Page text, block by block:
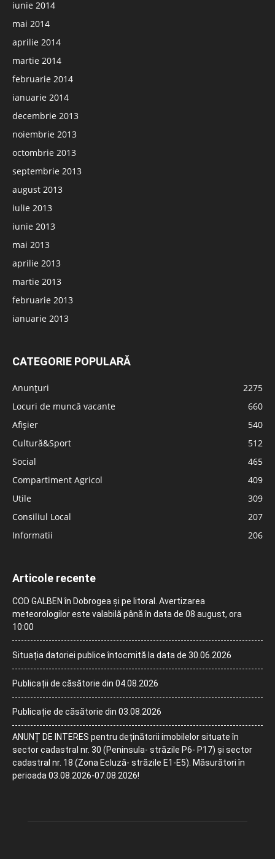
iunie 2014
mai 2014
aprilie 2014
martie 2014
februarie 2014
ianuarie 2014
decembrie 2013
noiembrie 2013
octombrie 2013
septembrie 2013
august 2013
iulie 2013
iunie 2013
mai 2013
aprilie 2013
martie 2013
februarie 2013
ianuarie 2013
CATEGORIE POPULARĂ
Anunțuri
2275
Locuri de muncă vacante
660
Afișier
540
Cultură&Sport
512
Social
465
Compartiment Agricol
409
Utile
309
Consiliul Local
207
Informatii
206
Articole recente
COD GALBEN în Dobrogea și pe litoral. Avertizarea
meteorologilor este valabilă până în data de 08 august, ora
10:00
Situația datoriei publice întocmită la data de 30.06.2026
Publicații de căsătorie din 04.08.2026
Publicație de căsătorie din 03.08.2026
ANUNȚ DE INTERES pentru deținătorii imobilelor situate în
sector cadastral nr. 30 (Peninsula- străzile P6- P17) și sector
cadastral nr. 18 (Zona Ecluză- străzile E1-E5). Măsurători în
perioada 03.08.2026-07.08.2026!